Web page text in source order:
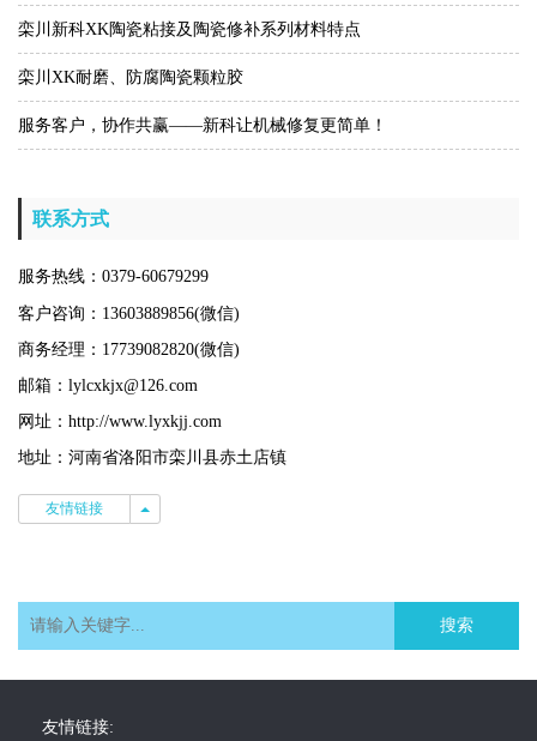
栾川新科XK陶瓷粘接及陶瓷修补系列材料特点
栾川XK耐磨、防腐陶瓷颗粒胶
服务客户，协作共赢——新科让机械修复更简单！
联系方式
服务热线：0379-60679299
客户咨询：13603889856(微信)
商务经理：17739082820(微信)
邮箱：lylcxkjx@126.com
网址：http://www.lyxkjj.com
地址：河南省洛阳市栾川县赤土店镇
友情链接
搜索
友情链接: